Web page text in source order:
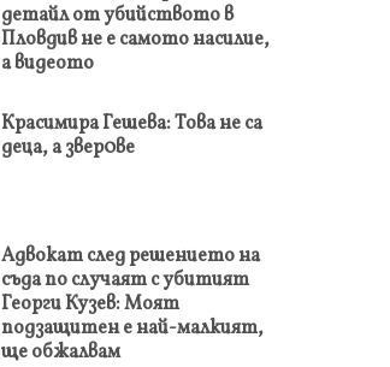
детайл от убийството в
Пловдив не е самото насилие,
а видеото
Красимира Гешева: Това не са
деца, а звер0ве
Адвокат след решението на
съда по случаят с убитият
Георги Кузев: Моят
подзащитен е най-малкият,
ще обжалвам